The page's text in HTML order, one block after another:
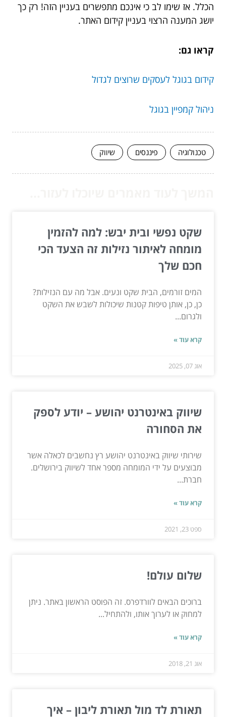
הכלל. אז שימו לב כי אינכם מתפשרים בעניין הזה! רק כך
יושג המענה הרצוי בעניין קידום האתר.
קראו גם:
קידום בגוגל לעסקים שרוצים לגדול
ניהול קמפיין בגוגל
טכנולוגיה פיננסים שיווק
שקט נפשי ובית יבש: למה להזמין
מומחה לאיתור נזילות זה הצעד הכי
חכם שלך
המים זורמים, הבית שקט ונעים. אבל מה עם הנזילות?
כן, כן, אותן טיפות קטנות שיכולות לשבש את השקט
ולגרום...
קרא עוד »
אוג 07, 2025
שיווק באינטרנט יהושע – יודע לספק
את הסחורה
שירותי שיווק באינטרנט יהושע רץ נחשבים לכאלה אשר
מבוצעים על ידי המומחה מספר אחד לשיווק בירושלים.
חברת...
קרא עוד »
ספט 23, 2021
שלום עולם!
ברוכים הבאים לוורדפרס. זה הפוסט הראשון באתר. ניתן
למחוק או לערוך אותו, ולהתחיל...
קרא עוד »
אוג 21, 2018
תאורת לד מול תאורת ליבון – איך